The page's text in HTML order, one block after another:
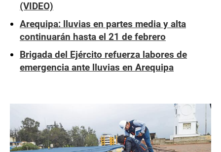
(VIDEO)
Arequipa: lluvias en partes media y alta
continuarán hasta el 21 de febrero
Brigada del Ejército refuerza labores de
emergencia ante lluvias en Arequipa